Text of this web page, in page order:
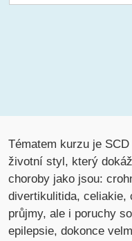
Tématem kurzu je
životní styl, který
choroby jako jsou:
divertikulitida, celiakie,
průjmy, ale i poruchy
epilepsie, dokonce